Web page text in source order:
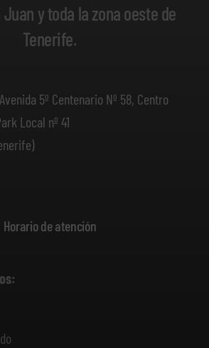
Juan y toda la zona oeste de
Tenerife.
Avenida 5º Centenario Nº 58, Centro
Local nº 41
Horario de atención